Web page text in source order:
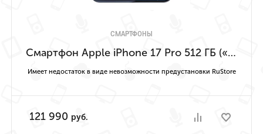
СМАРТФОНЫ
Смартфон Apple iPhone 17 Pro 512 ГБ («Насыщенный синий» | Deep Blue) Имеет недостаток в виде невозможности предустановки RuStore
Имеет недостаток в виде невозможности предустановки RuStore
121 990 руб.